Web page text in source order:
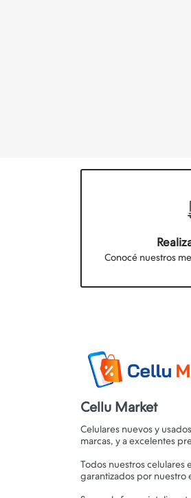
Conocé nuestros
Cellu Market
Celulares nuevos y
marcas, y a excelentes
Todos nuestros celulares
garantizados por nuestro